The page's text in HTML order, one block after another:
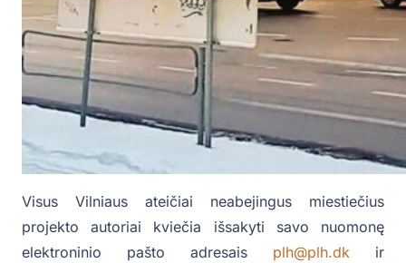
Visus Vilniaus ateičiai neabejingus miestiečius
projekto autoriai kviečia išsakyti savo nuomonę
elektroninio pašto adresais plh@plh.dk ir